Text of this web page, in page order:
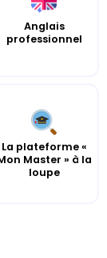
Anglais
professionnel
La plateforme «
Master » à la
loupe